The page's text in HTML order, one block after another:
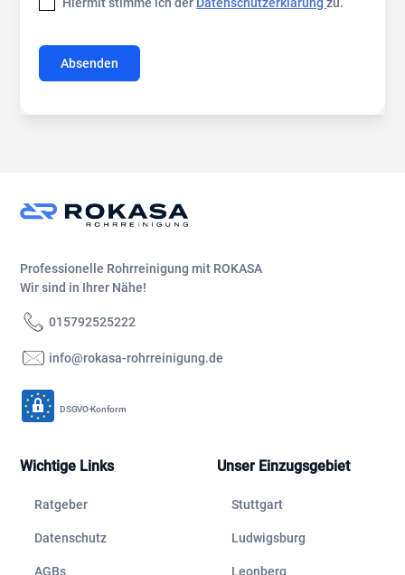
Professionelle Rohrreinigung mit ROKASA
Wir sind in Ihrer Nähe!
015792525222
info@rokasa-rohrreinigung.de
DSGVO-Konform
Wichtige Links
Ratgeber
Datenschutz
AGBs
Unser Einzugsgebiet
Stuttgart
Ludwigsburg
Leonberg